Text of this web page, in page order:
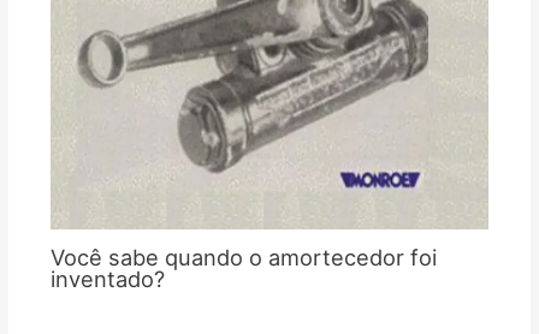
Você sabe quando o amortecedor foi
inventado?